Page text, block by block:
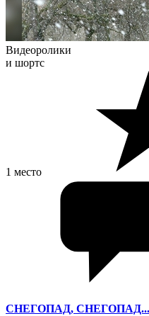
Видеоролики
и шортс
1 место
СНЕГОПАД, СНЕГОПАД...